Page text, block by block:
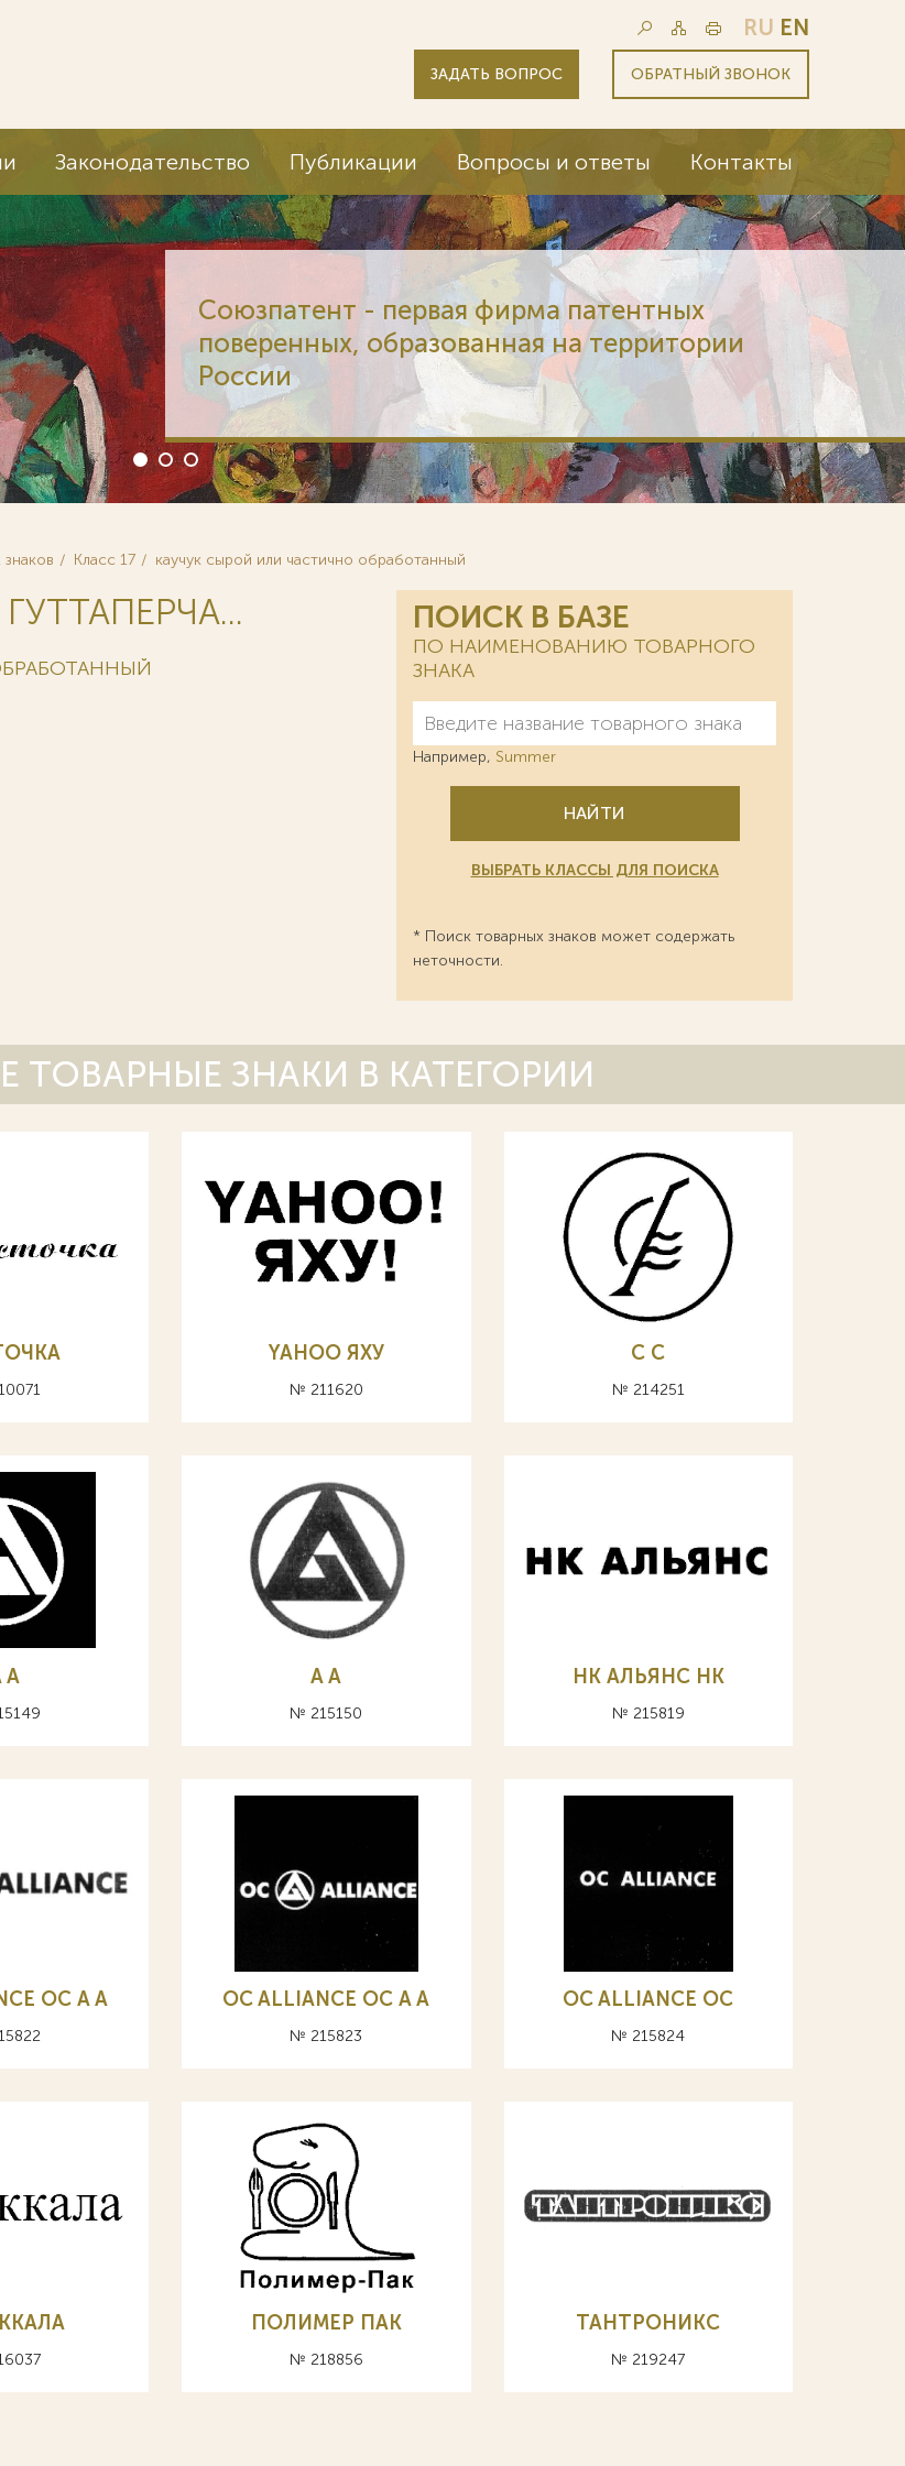
RU EN
ЗАДАТЬ ВОПРОС ОБРАТНЫЙ ЗВОНОК
Законодательство Публикации Вопросы и ответы Контакты
Союзпатент - первая фирма патентных
поверенных, образованная на территории
России
Класс 17 каучук сырой или частично обработанный
ПОИСК В БАЗЕ
ПО НАИМЕНОВАНИЮ ТОВАРНОГО
ЗНАКА
Например, Summer
НАЙТИ
ВЫБРАТЬ КЛАССЫ ДЛЯ ПОИСКА
* Поиск товарных знаков может содержать
неточности.
ЗНАКИ В КАТЕГОРИИ
YAHOO ЯХУ
№ 211620
С C
№ 214251
А A А
№ 215150
НК АЛЬЯНС HK
№ 215819
ОС A А OC ALLIANCE ОС A А
№ 215823
OC ALLIANCE ОС
№ 215824
ПОЛИМЕР ПАК
№ 218856
ТАНТРОНИКС
№ 219247